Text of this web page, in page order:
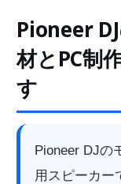
Pioneer
材とPC制
す
Pioneer DJの
用スピーカー